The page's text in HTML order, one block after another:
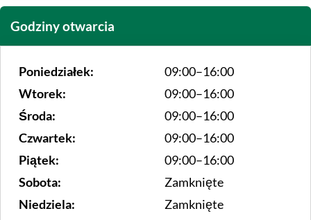
Godziny otwarcia
Poniedziałek:
09:00–16:00
Wtorek:
09:00–16:00
Środa:
09:00–16:00
Czwartek:
09:00–16:00
Piątek:
09:00–16:00
Sobota:
Zamknięte
Niedziela:
Zamknięte